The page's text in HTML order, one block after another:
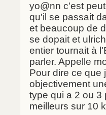
yo@nn c'est
qu'il se passait
et beaucoup de
se dopait et
entier tournait à
parler. Appelle
Pour dire ce que
objectivement
type qui a 2 ou 3
meilleurs sur 10